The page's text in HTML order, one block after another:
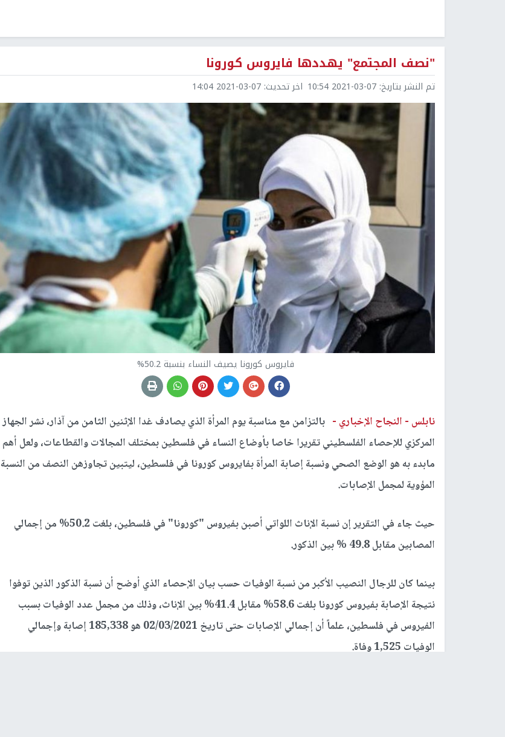
"نصف المجتمع" يهددها فايروس كورونا
تم النشر بتاريخ: 2021-03-07 10:54 اخر تحديث: 2021-03-07 14:04
فايروس كورونا يصيف النساء بنسبة 50.2%
نابلس - النجاح الإخباري - بالتزامن مع مناسبة يوم المرأة الذي يصادف غدا الإثنين الثامن من آذار، نشر الجهاز
المركزي للإحصاء الفلسطيني تقريرا خاصا بأوضاع النساء في فلسطين بمختلف المجالات والقطاعات، ولعل أهم
مابدء به هو الوضع الصحي ونسبة إصابة المرأة بفايروس كورونا في فلسطين، ليتبين تجاوزهن النصف من النسبة
المؤوية لمجمل الإصابات.
حيث جاء في التقرير إن نسبة الإناث اللواتي أصبن بفيروس "كورونا" في فلسطين، بلغت 50.2% من إجمالي
المصابين مقابل 49.8 % بين الذكور.
بينما كان للرجال النصيب الأكبر من نسبة الوفيات حسب بيان الإحصاء الذي أوضح أن نسبة الذكور الذين توفوا
نتيجة الإصابة بفيروس كورونا بلغت 58.6% مقابل 41.4% بين الإناث، وذلك من مجمل عدد الوفيات بسبب
الفيروس في فلسطين، علماً أن إجمالي الإصابات حتى تاريخ 02/03/2021 هو 185,338 إصابة وإجمالي
الوفيات 1,525 وفاة.